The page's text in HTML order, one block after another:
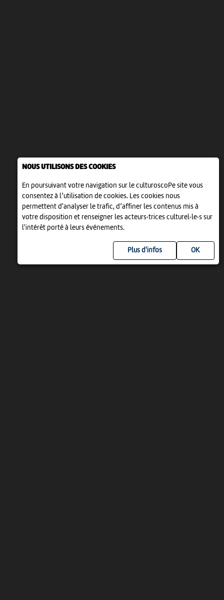
NOUS UTILISONS DES COOKIES
En poursuivant votre navigation sur le culturoscoPe site vous
consentez à l’utilisation de cookies. Les cookies nous
permettent d'analyser le trafic, d’affiner les contenus mis à
votre disposition et renseigner les acteurs·trices culturel·le·s sur
l'intérêt porté à leurs événements.
Plus d'infos